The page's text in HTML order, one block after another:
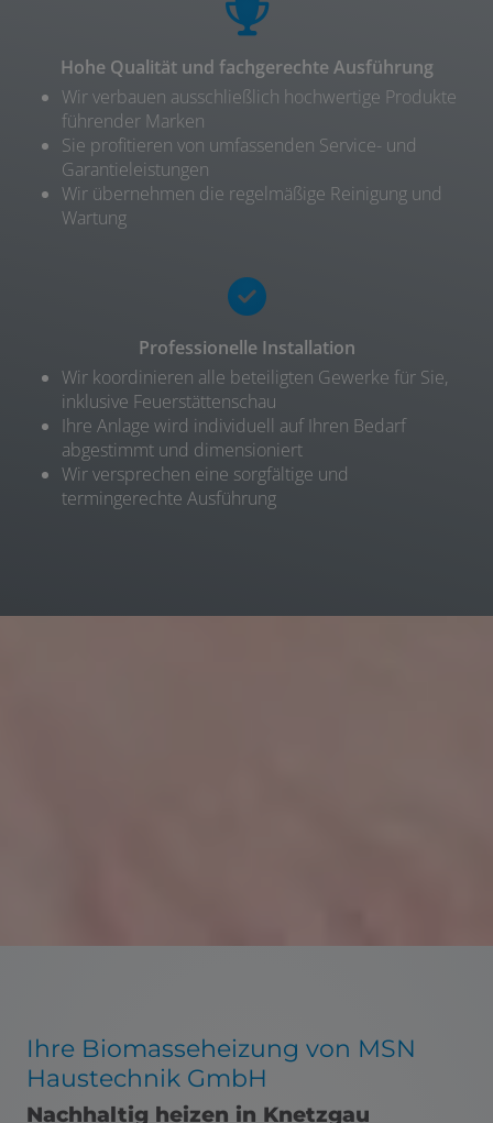
Hohe Qualität und fachgerechte Ausführung
Wir verbauen ausschließlich hochwertige Produkte
führender Marken
Sie profitieren von umfassenden Service- und
Garantieleistungen
Wir übernehmen die regelmäßige Reinigung und
Wartung
Professionelle Installation
Wir koordinieren alle beteiligten Gewerke für Sie,
inklusive Feuerstättenschau
Ihre Anlage wird individuell auf Ihren Bedarf
abgestimmt und dimensioniert
Wir versprechen eine sorgfältige und
termingerechte Ausführung
Ihre Biomasseheizung von MSN
Haustechnik GmbH
Nachhaltig heizen in Knetzgau